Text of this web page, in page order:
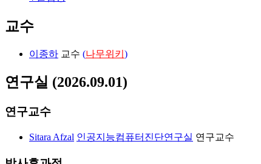
교수
이종하 교수 (나무위키 )
연구실 (2026.09.01)
연구교수
Sitara Afzal 인공지능컴퓨터진단연구실 연구교수